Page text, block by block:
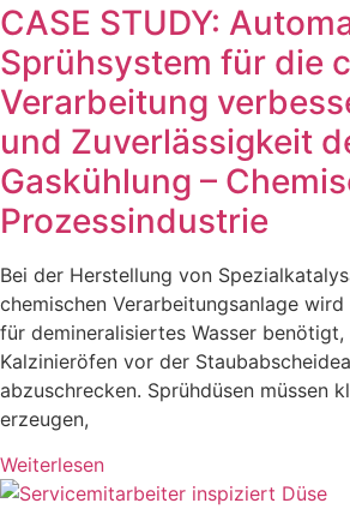
CASE STUDY:
Sprühsystem für die
Verarbeitung
und Zuverlässigkeit
Gaskühlung –
Prozessindustrie
Bei der Herstellung von
chemischen Verarbeitungsanlage
für demineralisiertes Wasser
Kalzinieröfen vor der
abzuschrecken. Sprühdüsen müssen
erzeugen,
Weiterlesen